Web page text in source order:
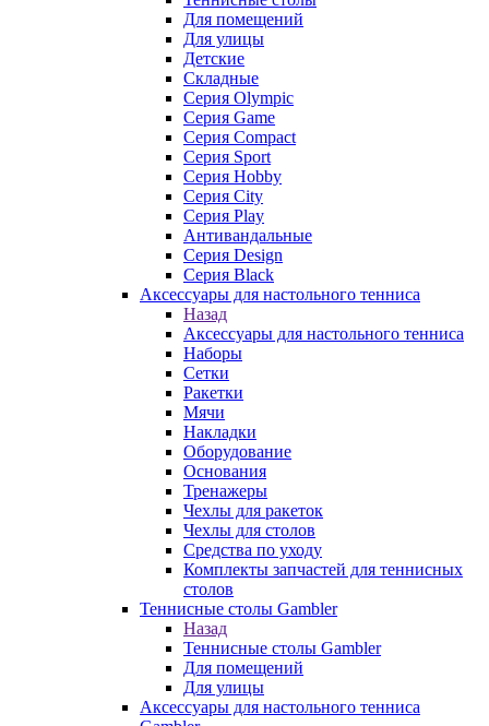
Для помещений
Для улицы
Детские
Складные
Серия Olympic
Серия Game
Серия Compact
Серия Sport
Серия Hobby
Серия City
Серия Play
Антивандальные
Серия Design
Серия Black
Аксессуары для настольного тенниса
Назад
Аксессуары для настольного тенниса
Наборы
Сетки
Ракетки
Мячи
Накладки
Оборудование
Основания
Тренажеры
Чехлы для ракеток
Чехлы для столов
Средства по уходу
Комплекты запчастей для теннисных
столов
Теннисные столы Gambler
Назад
Теннисные столы Gambler
Для помещений
Для улицы
Аксессуары для настольного тенниса